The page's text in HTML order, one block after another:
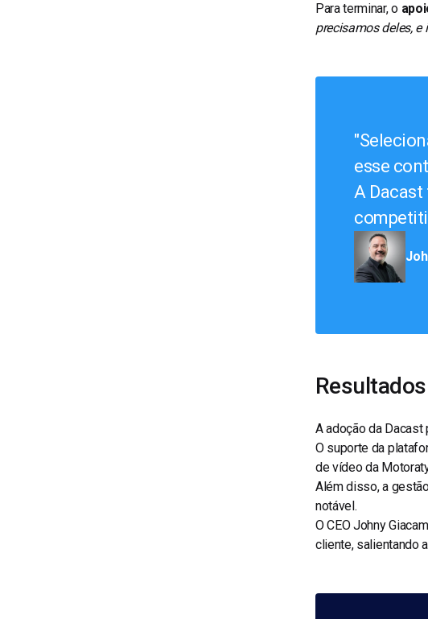
Para terminar, o
precisamos deles, e
esse
A
Resultados
A adoção da
O suporte da
de vídeo da
Além disso, a
notável.
O CEO Johny
cliente, salientando